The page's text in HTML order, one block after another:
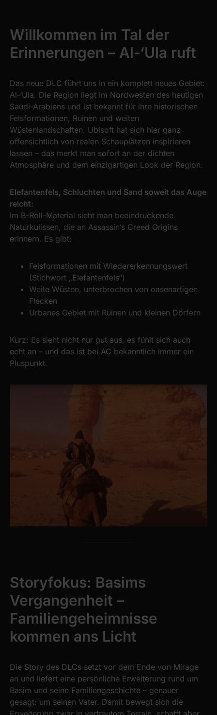
Willkommen im Tal der
Erinnerungen – Al-‘Ula ruft
Das neue DLC führt uns in ein komplett neues Gebiet:
Al-‘Ula. Die Region liegt im Nordwesten des heutigen
Saudi-Arabiens und ist bekannt für ihre historischen
Felsformationen, Ruinen und weiten
Wüstenlandschaften. Ubisoft hat sich hier ganz
offensichtlich von realen Schauplätzen inspirieren
lassen – das merkt man sofort an der dichten
Atmosphäre und dem einzigartigen Look der Region.
Elefantenfels, Schluchten und Sand soweit das Auge
reicht:
Im B-Roll-Material sieht man beeindruckende
Naturkulissen, die an Assassin’s Creed Origins
erinnern. Es gibt:
Felsformationen mit Wiedererkennungswert
(Stichwort „Elefantenfels“)
Weite Wüsten, unterbrochen von oasenartigen
Flecken
Urbanes Gebiet mit Ruinen und kleinen Dörfern
Kurz: Es sieht nicht nur gut aus, es fühlt sich auch
echt an – und das ist bei AC bekanntlich immer ein
Pluspunkt.
Storyfokus: Basims
Vergangenheit –
Familiengeheimnisse
kommen ans Licht
Die Story des DLCs setzt vor dem Ende von Mirage
an und liefert eine persönliche Erweiterung rund um
Basim und seine Familiengeschichte – genauer
gesagt: um seinen Vater. Damit bewegt sich die